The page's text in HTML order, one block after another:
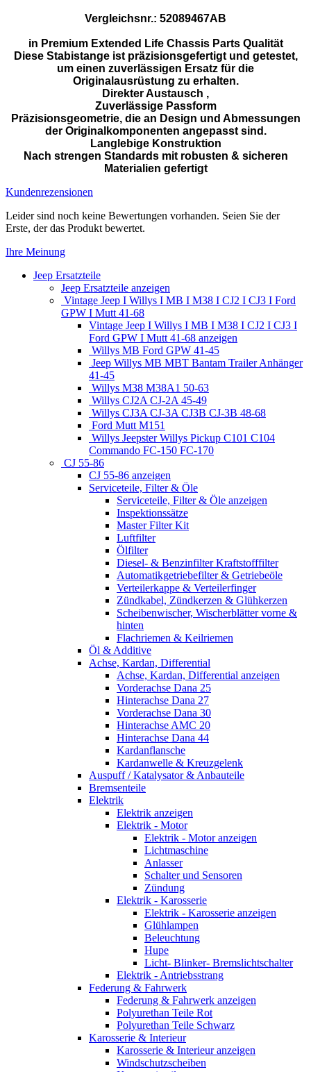
Vergleichsnr.: 52089467AB
in Premium Extended Life Chassis Parts Qualität
Diese Stabistange ist präzisionsgefertigt und getestet,
um einen zuverlässigen Ersatz für die
Originalausrüstung zu erhalten.
Direkter Austausch ,
Zuverlässige Passform
Präzisionsgeometrie, die an Design und Abmessungen
der Originalkomponenten angepasst sind.
Langlebige Konstruktion
Nach strengen Standards mit robusten & sicheren
Materialien gefertigt
Kundenrezensionen
Leider sind noch keine Bewertungen vorhanden. Seien Sie der
Erste, der das Produkt bewertet.
Ihre Meinung
Jeep Ersatzteile
Jeep Ersatzteile anzeigen
Vintage Jeep I Willys I MB I M38 I CJ2 I CJ3 I Ford
GPW I Mutt 41-68
Vintage Jeep I Willys I MB I M38 I CJ2 I CJ3 I
Ford GPW I Mutt 41-68 anzeigen
Willys MB Ford GPW 41-45
Jeep Willys MB MBT Bantam Trailer Anhänger
41-45
Willys M38 M38A1 50-63
Willys CJ2A CJ-2A 45-49
Willys CJ3A CJ-3A CJ3B CJ-3B 48-68
Ford Mutt M151
Willys Jeepster Willys Pickup C101 C104
Commando FC-150 FC-170
CJ 55-86
CJ 55-86 anzeigen
Serviceteile, Filter & Öle
Serviceteile, Filter & Öle anzeigen
Inspektionssätze
Master Filter Kit
Luftfilter
Ölfilter
Diesel- & Benzinfilter Kraftstofffilter
Automatikgetriebefilter & Getriebeöle
Verteilerkappe & Verteilerfinger
Zündkabel, Zündkerzen & Glühkerzen
Scheibenwischer, Wischerblätter vorne &
hinten
Flachriemen & Keilriemen
Öl & Additive
Achse, Kardan, Differential
Achse, Kardan, Differential anzeigen
Vorderachse Dana 25
Hinterachse Dana 27
Vorderachse Dana 30
Hinterachse AMC 20
Hinterachse Dana 44
Kardanflansche
Kardanwelle & Kreuzgelenk
Auspuff / Katalysator & Anbauteile
Bremsenteile
Elektrik
Elektrik anzeigen
Elektrik - Motor
Elektrik - Motor anzeigen
Lichtmaschine
Anlasser
Schalter und Sensoren
Zündung
Elektrik - Karosserie
Elektrik - Karosserie anzeigen
Glühlampen
Beleuchtung
Hupe
Licht- Blinker- Bremslichtschalter
Elektrik - Antriebsstrang
Federung & Fahrwerk
Federung & Fahrwerk anzeigen
Polyurethan Teile Rot
Polyurethan Teile Schwarz
Karosserie & Interieur
Karosserie & Interieur anzeigen
Windschutzscheiben